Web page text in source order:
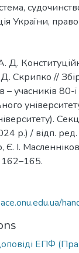
,
України,
Д.
Скрипко //
– учасників
р.) / відп.
І.
ЕПФ